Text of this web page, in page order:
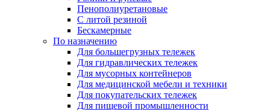
Пенополиуретановые
С литой резиной
Бескамерные
По назначению
Для большегрузных тележек
Для гидравлических тележек
Для мусорных контейнеров
Для медицинской мебели и техники
Для покупательских тележек
Для пищевой промышленности